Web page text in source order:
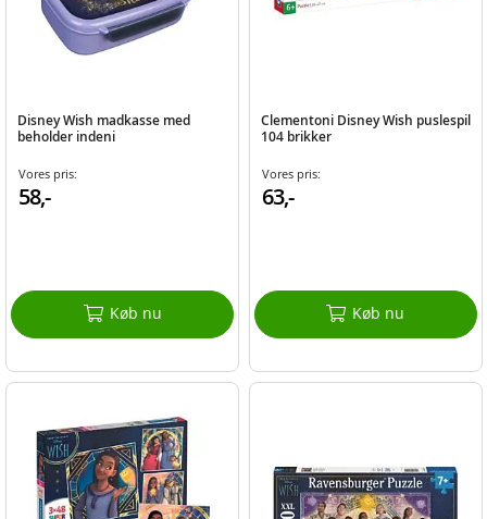
Disney Wish madkasse med
beholder indeni
Vores pris:
58,-
Køb nu
Clementoni Disney Wish puslespil
104 brikker
Vores pris:
63,-
Køb nu